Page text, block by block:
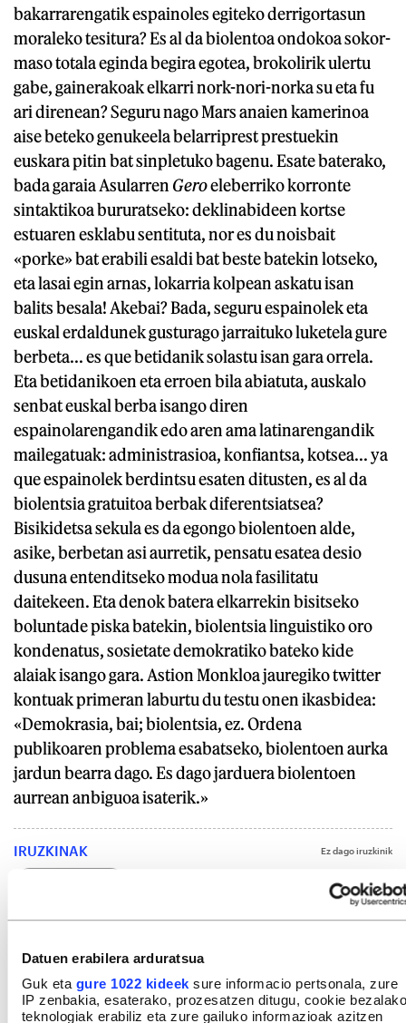
Datuen erabilera arduratsua
Guk eta gure 1022 kideek sure informacio pertsonala, zure
IP zenbakia, esaterako, prozesatzen ditugu, cookie bezalako
teknologiak erabiliz eta zure gailuko informazioak azitzen
bakarrarengatik espainoles egiteko derrigortasun
moraleko tesitura? Es al da biolentoa ondokoa sokor-
maso totala eginda begira egotea, brokolirik ulertu
gabe, gainerakoak elkarri nork-nori-norka su eta fu
ari direnean? Seguru nago Mars anaien kamerinoa
aise beteko genukeela belarriprest prestuekin
euskara pitin bat sinpletuko bagenu. Esate baterako,
bada garaia Asularren Geroeleberriko korronte
sintaktikoa bururatseko: deklinabideen kortse
estuaren esklabu sentituta, nor es du noisbait
«porke» bat erabili esaldi bat beste batekin lotseko,
eta lasai egin arnas, lokarria kolpean askatu isan
balits besala! Akebai? Bada, seguru espainolek eta
euskal erdaldunek gusturago jarraituko luketela gure
berbeta... es que betidanik solastu isan gara orrela.
Eta betidanikoen eta erroen bila abiatuta, auskalo
senbat euskal berba isango diren
espainolarengandik edo aren ama latinarengandik
mailegatuak: administrasioa, konfiantsa, kotsea... ya
que espainolek berdintsu esaten ditusten, es al da
biolentsia gratuitoa berbak diferentsiatsea?
Bisikidetsa sekula es da egongo biolentoen alde,
asike, berbetan asi aurretik, pensatu esatea desio
dusuna entenditseko modua nola fasilitatu
daitekeen. Eta denok batera elkarrekin bisitseko
boluntade piska batekin, biolentsia linguistiko oro
kondenatus, sosietate demokratiko bateko kide
alaiak isango gara. Astion Monkloa jauregiko twitter
kontuak primeran laburtu du testu onen ikasbidea:
«Demokrasia, bai; biolentsia, ez. Ordena
publikoaren problema esabatseko, biolentoen aurka
jardun bearra dago. Es dago jarduera biolentoen
aurrean anbiguoa isaterik.»
IRUZKINAK Ez dago iruzkinik